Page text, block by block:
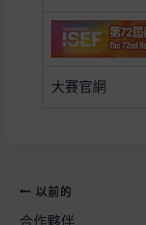
大賽官網
以前的